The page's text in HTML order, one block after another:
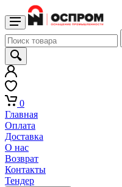
0
Главная
Оплата
Доставка
О нас
Возврат
Контакты
Тендер